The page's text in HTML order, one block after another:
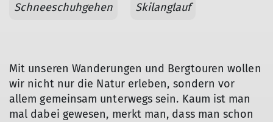
Schneeschuhgehen
Skilanglauf
Mit unseren Wanderungen und Bergtouren wollen
wir nicht nur die Natur erleben, sondern vor
allem gemeinsam unterwegs sein. Kaum ist man
mal dabei gewesen, merkt man, dass man schon